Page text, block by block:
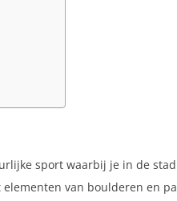
sport waarbij je in de
van boulderen en